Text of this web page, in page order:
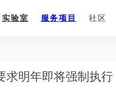
实验室 服务项目 社区
求明年即将强制执行